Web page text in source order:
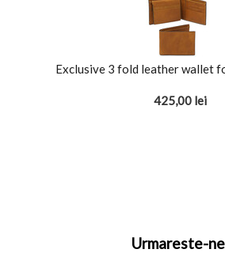
Exclusive 3 fold leather wallet
425,00 lei
Urmareste-ne